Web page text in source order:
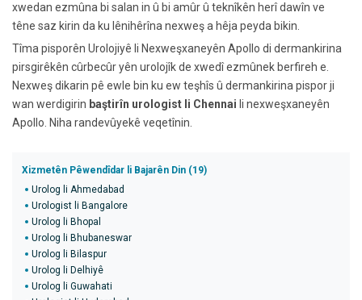
xwedan ezmûna bi salan in û bi amûr û teknîkên herî dawîn ve
têne saz kirin da ku lênihêrîna nexweş a hêja peyda bikin.
Tîma pisporên Urolojiyê li Nexweşxaneyên Apollo di dermankirina
pirsgirêkên cûrbecûr yên urolojîk de xwedî ezmûnek berfireh e.
Nexweş dikarin pê ewle bin ku ew teşhîs û dermankirina pispor ji
wan werdigirin baştirîn urologist li Chennai li nexweşxaneyên
Apollo. Niha randevûyekê veqetînin.
Xizmetên Pêwendîdar li Bajarên Din (19)
Urolog li Ahmedabad
Urologist li Bangalore
Urolog li Bhopal
Urolog li Bhubaneswar
Urolog li Bilaspur
Urolog li Delhiyê
Urolog li Guwahati